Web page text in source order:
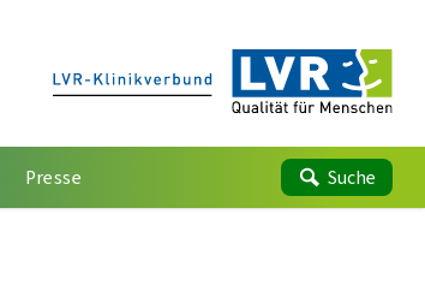
Presse Suche